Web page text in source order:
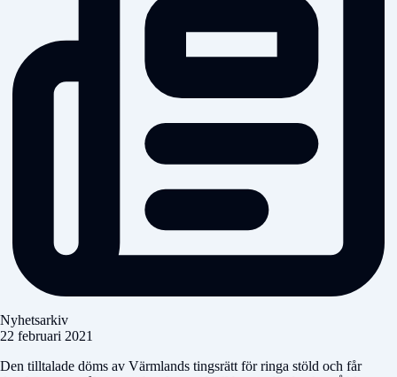
Nyhetsarkiv
22 februari 2021
Den tilltalade döms av Värmlands tingsrätt för ringa stöld och får